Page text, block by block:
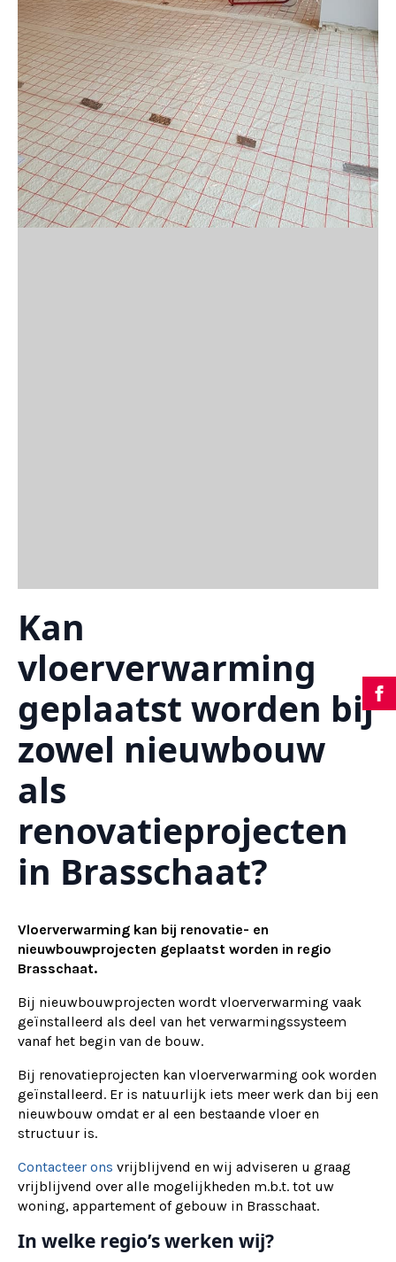
Kan
vloerverwarming
geplaatst worden bij
zowel nieuwbouw
als
renovatieprojecten
in Brasschaat?
Vloerverwarming kan bij renovatie- en
nieuwbouwprojecten geplaatst worden in regio
Brasschaat.
Bij nieuwbouwprojecten wordt vloerverwarming vaak
geïnstalleerd als deel van het verwarmingssysteem
vanaf het begin van de bouw.
Bij renovatieprojecten kan vloerverwarming ook worden
geïnstalleerd. Er is natuurlijk iets meer werk dan bij een
nieuwbouw omdat er al een bestaande vloer en
structuur is.
Contacteer ons vrijblijvend en wij adviseren u graag
vrijblijvend over alle mogelijkheden m.b.t. tot uw
woning, appartement of gebouw in Brasschaat.
In welke regio’s werken wij?